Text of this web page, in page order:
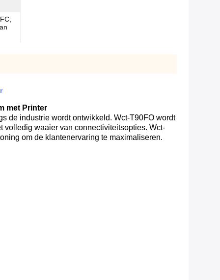
met Printer
de industrie wordt ontwikkeld. Wct-T90FO wordt
volledig waaier van connectiviteitsopties. Wct-
om de klantenervaring te maximaliseren.